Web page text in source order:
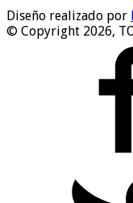
Diseño realizado por
© Copyright 2026,